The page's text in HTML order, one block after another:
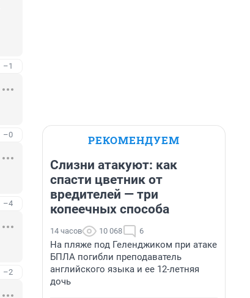
–1
–0
–4
–2
РЕКОМЕНДУЕМ
Слизни атакуют: как
спасти цветник от
вредителей — три
копеечных способа
14 часов 10 068 6
На пляже под Геленджиком при атаке
БПЛА погибли преподаватель
английского языка и ее 12-летняя
дочь